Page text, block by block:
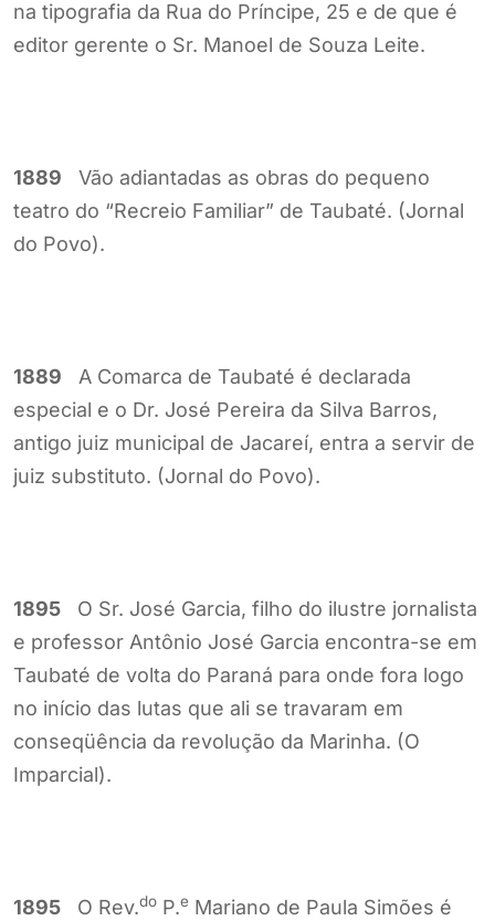
na tipografia da Rua do Príncipe, 25 e de que é
editor gerente o Sr. Manoel de Souza Leite.
1889 Vão adiantadas as obras do pequeno
teatro do “Recreio Familiar” de Taubaté. (Jornal
do Povo).
1889 A Comarca de Taubaté é declarada
especial e o Dr. José Pereira da Silva Barros,
antigo juiz municipal de Jacareí, entra a servir de
juiz substituto. (Jornal do Povo).
1895 O Sr. José Garcia, filho do ilustre jornalista
e professor Antônio José Garcia encontra-se em
Taubaté de volta do Paraná para onde fora logo
no início das lutas que ali se travaram em
conseqüência da revolução da Marinha. (O
Imparcial).
1895 O Rev.do P.e Mariano de Paula Simões é